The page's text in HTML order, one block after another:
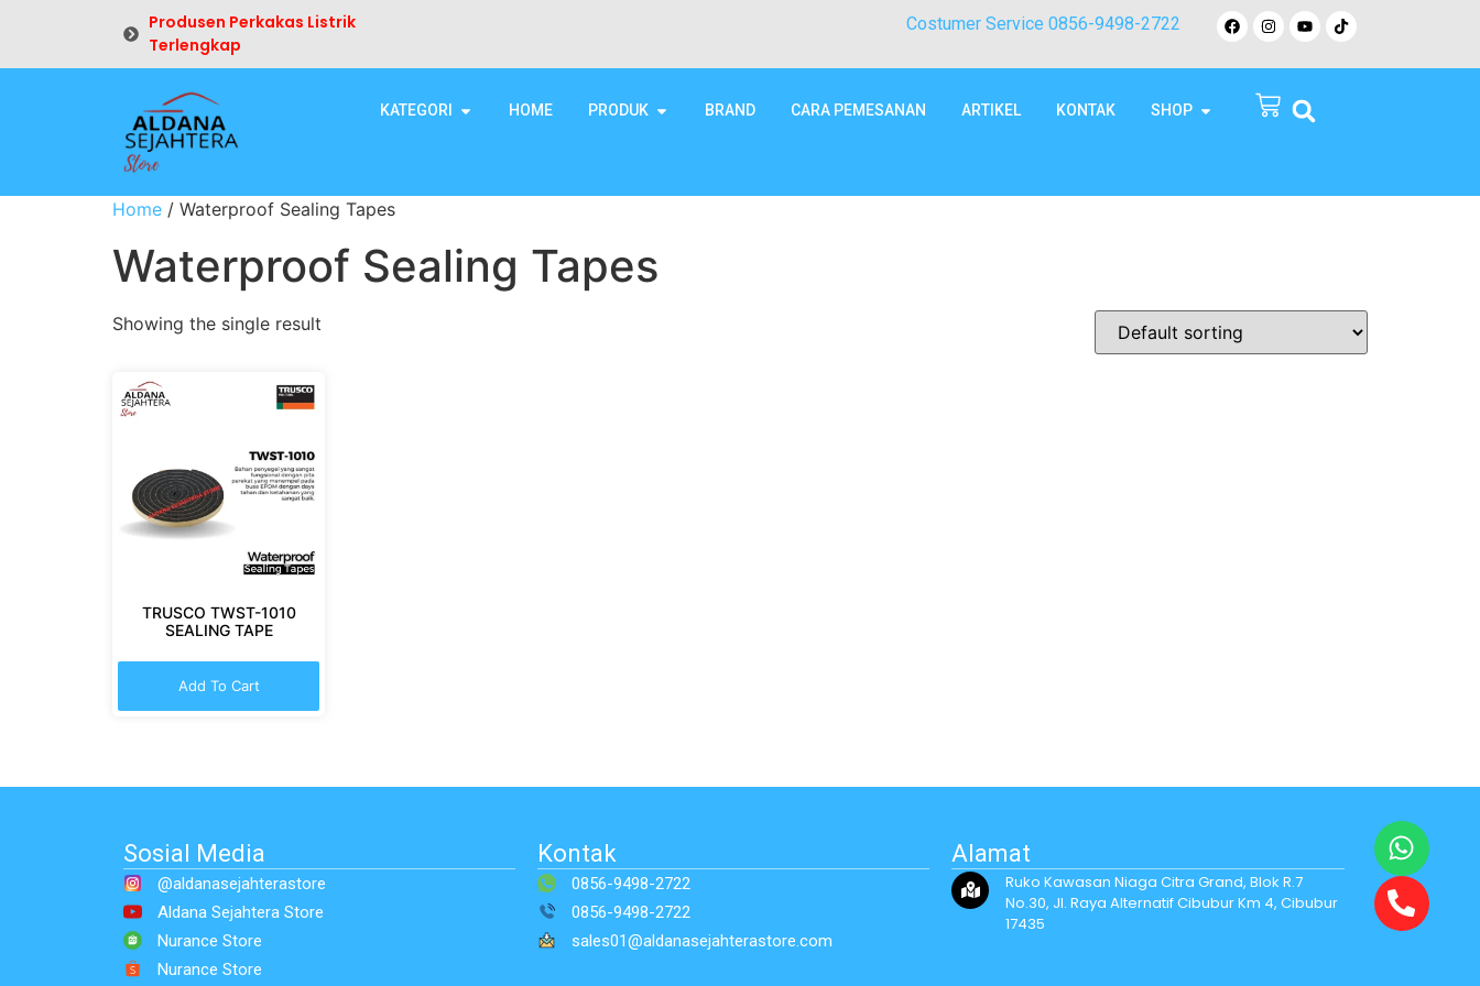
Produsen Perkakas Listrik
Terlengkap
Costumer Service 0856-9498-2722
KATEGORI HOME PRODUK BRAND CARA PEMESANAN ARTIKEL KONTAK SHOP
Home / Waterproof Sealing Tapes
Waterproof Sealing Tapes
Showing the single result
TRUSCO TWST-1010
SEALING TAPE
Add To Cart
Sosial Media
@aldanasejahterastore
Aldana Sejahtera Store
Nurance Store
Nurance Store
Kontak
0856-9498-2722
0856-9498-2722
sales01@aldanasejahterastore.com
Alamat
Ruko Kawasan Niaga Citra Grand, Blok R.7
No.30, Jl. Raya Alternatif Cibubur Km 4, Cibubur
17435